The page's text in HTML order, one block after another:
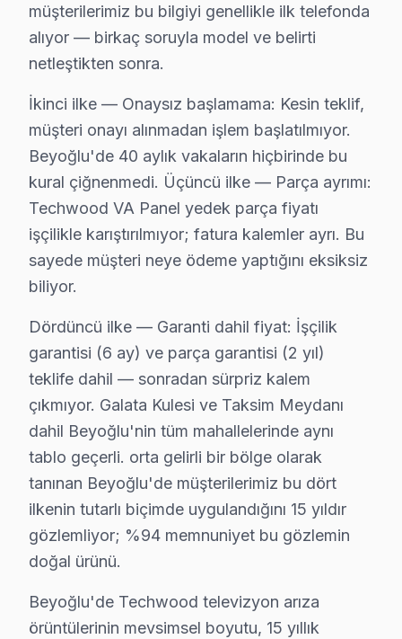
Çukur'da Techwood TV Servisi
Çukur mahallesi, İstanbul'un kalabalık yaşamına
Emekyemez'de Techwood TV Servisi
Emekyemez mahallesi, yoğun bir yaşam tarzına
Fetihtepe'de Techwood TV Servisi
Fetihtepe, sakin bir yaşam alanı sunarken, özellikle
Firuzağa'da Techwood TV Servisi
Firuzağa, genç nüfusuyla dinamik bir mahalleken,
Galata'da Techwood TV Servisi
Galata, tarihi dokusuyla dikkat çekerken, aynı
Gümüşsuyu'nda Techwood TV Servisi
Gümüşsuyu, hem yerel halkı hem de turistlerle dolu
Hacıahmet'te Techwood TV Servisi
Hacıahmet, sakin bir mahalle yapısına sahipken,
Hacımimi'de Techwood TV Servisi
Halıcıoğlu'nda Techwood TV Servisi
müşterilerimiz bu bilgiyi genellikle ilk telefonda
alıyor — birkaç soruyla model ve belirti
netleştikten sonra.
İkinci ilke — Onaysız başlamama: Kesin teklif,
müşteri onayı alınmadan işlem başlatılmıyor.
Beyoğlu'de 40 aylık vakaların hiçbirinde bu
kural çiğnenmedi. Üçüncü ilke — Parça ayrımı:
Techwood VA Panel yedek parça fiyatı
işçilikle karıştırılmıyor; fatura kalemler ayrı. Bu
sayede müşteri neye ödeme yaptığını eksiksiz
biliyor.
Dördüncü ilke — Garanti dahil fiyat: İşçilik
garantisi (6 ay) ve parça garantisi (2 yıl)
teklife dahil — sonradan sürpriz kalem
çıkmıyor. Galata Kulesi ve Taksim Meydanı
dahil Beyoğlu'nin tüm mahallelerinde aynı
tablo geçerli. orta gelirli bir bölge olarak
tanınan Beyoğlu'de müşterilerimiz bu dört
ilkenin tutarlı biçimde uygulandığını 15 yıldır
gözlemliyor; %94 memnuniyet bu gözlemin
doğal ürünü.
Beyoğlu'de Techwood televizyon arıza
örüntülerinin mevsimsel boyutu, 15 yıllık